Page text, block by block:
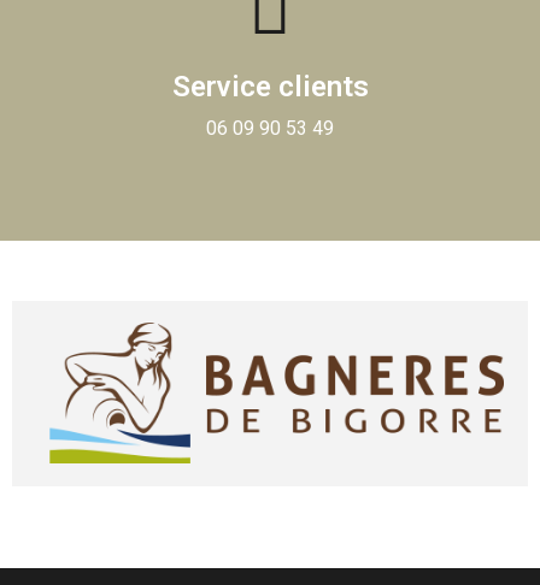
Service clients
06 09 90 53 49